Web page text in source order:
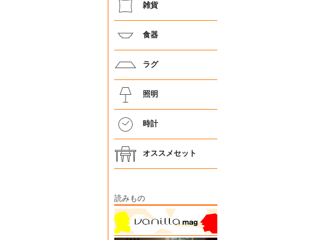
雑貨
食器
ラグ
照明
時計
オススメセット
読みもの